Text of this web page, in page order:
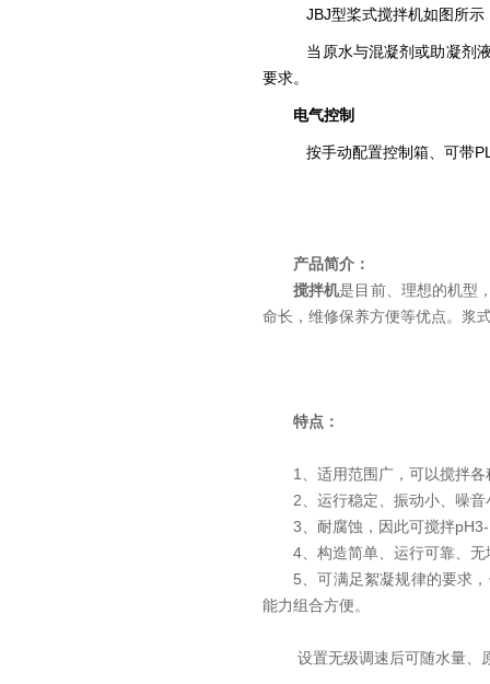
JBJ型桨式搅拌机如图所示
当原水与混凝剂或助凝剂
要求。
电气控制
按手动配置控制箱、可带
产品简介：
搅拌机是目前、理想的机型
命长，维修保养方便等优点。浆
特点：
1、适用范围广，可以搅拌
2、运行稳定、振动小、噪
3、耐腐蚀，因此可搅拌
4、构造简单、运行可靠、
5、可满足絮凝规律的要求
能力组合方便。
设置无级调速后可随水量、